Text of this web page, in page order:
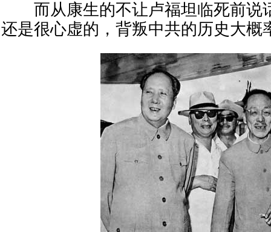
而从康生的不让卢福坦临死前说
还是很心虚的，背叛中共的历史大概